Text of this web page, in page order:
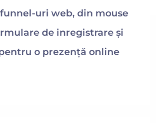
uri web, din mouse
de inregistrare și
o prezență online